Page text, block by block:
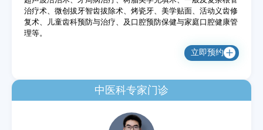
治疗术、微创拔牙智齿拔除术、烤瓷牙、美学贴面、活动义齿修
复术、儿童齿科预防与治疗、及口腔预防保健与家庭口腔健康管
理等。
立即预约
中医科专家门诊